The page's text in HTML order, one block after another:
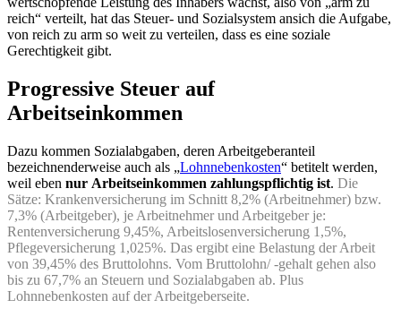
reich“ verteilt, hat das Steuer- und Sozialsystem ansich die Aufgabe,
von reich zu arm so weit zu verteilen, dass es eine soziale
Gerechtigkeit gibt.
Progressive Steuer auf
Arbeitseinkommen
Dazu kommen Sozialabgaben, deren Arbeitgeberanteil
bezeichnenderweise auch als „Lohnnebenkosten“ betitelt werden,
weil eben nur Arbeitseinkommen zahlungspflichtig ist. Die
Sätze: Krankenversicherung im Schnitt 8,2% (Arbeitnehmer) bzw.
7,3% (Arbeitgeber), je Arbeitnehmer und Arbeitgeber je:
Rentenversicherung 9,45%, Arbeitslosenversicherung 1,5%,
Pflegeversicherung 1,025%. Das ergibt eine Belastung der Arbeit
von 39,45% des Bruttolohns. Vom Bruttolohn/ -gehalt gehen also
bis zu 67,7% an Steuern und Sozialabgaben ab. Plus
Lohnnebenkosten auf der Arbeitgeberseite.